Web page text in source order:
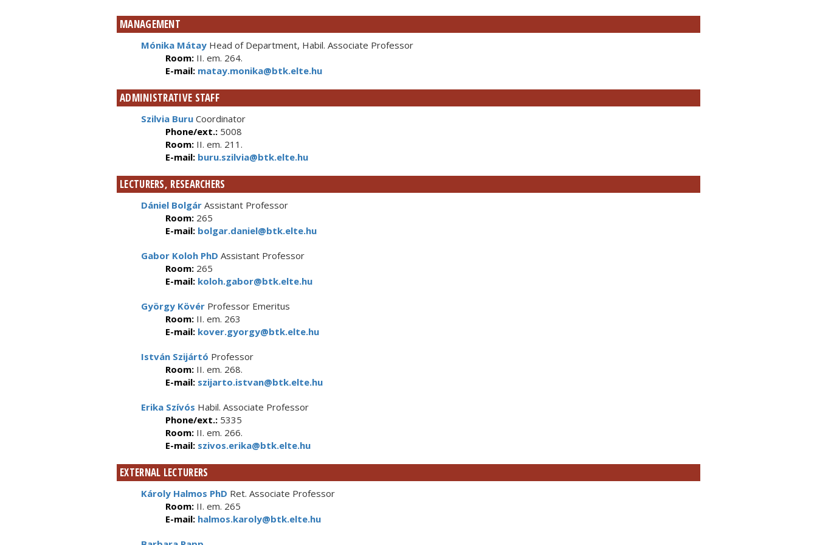
MANAGEMENT
Mónika Mátay Head of Department, Habil. Associate Professor
Room: II. em. 264.
E-mail: matay.monika@btk.elte.hu
ADMINISTRATIVE STAFF
Szilvia Buru Coordinator
Phone/ext.: 5008
Room: II. em. 211.
E-mail: buru.szilvia@btk.elte.hu
LECTURERS, RESEARCHERS
Dániel Bolgár Assistant Professor
Room: 265
E-mail: bolgar.daniel@btk.elte.hu
Gabor Koloh PhD Assistant Professor
Room: 265
E-mail: koloh.gabor@btk.elte.hu
György Kövér Professor Emeritus
Room: II. em. 263
E-mail: kover.gyorgy@btk.elte.hu
István Szijártó Professor
Room: II. em. 268.
E-mail: szijarto.istvan@btk.elte.hu
Erika Szívós Habil. Associate Professor
Phone/ext.: 5335
Room: II. em. 266.
E-mail: szivos.erika@btk.elte.hu
EXTERNAL LECTURERS
Károly Halmos PhD Ret. Associate Professor
Room: II. em. 265
E-mail: halmos.karoly@btk.elte.hu